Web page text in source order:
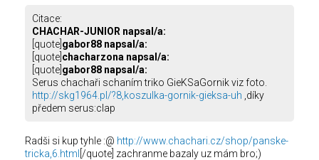
Citace:
CHACHAR-JUNIOR napsal/a:
[quote] gabor88 napsal/a:
[quote] chacharzona napsal/a:
[quote] gabor88 napsal/a:
Serus chachaři schaním triko GieKSaGornik viz foto.
http://skg1964.pl/?8,koszulka-gornik-gieksa-uh ,díky
předem serus:clap
Radši si kup tyhle :@ http://www.chachari.cz/shop/panske-
tricka,6.html [/quote] zachranme bazaly uz mám bro;)